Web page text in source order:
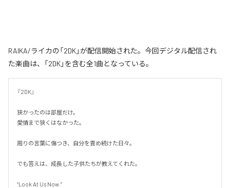
RAIKA/ライカの「2DK」が配信開始された。今回デジタル配信され
た楽曲は、「2DK」を含む全1曲となっている。
『2DK』
狭かったのは部屋だけ。
愛情まで狭くはなかった。
周りの言葉に傷つき、自分を責め続けた日々。
でも答えは、成長した子供たちが教えてくれた。
“Look At Us Now.”